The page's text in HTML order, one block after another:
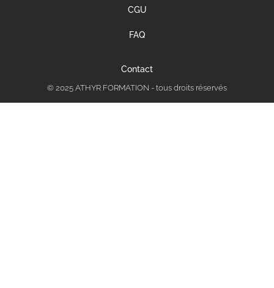
CGU
FAQ
Contact
© 2025 ATHYR FORMATION - tous droits réservés